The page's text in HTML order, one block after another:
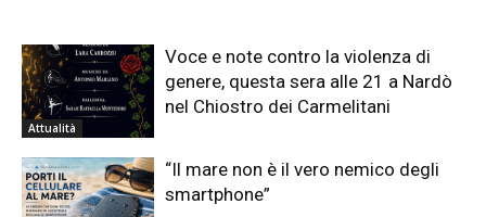
Attualità
Voce e note contro la violenza di
genere, questa sera alle 21 a Nardò
nel Chiostro dei Carmelitani
“Il mare non è il vero nemico degli
smartphone”